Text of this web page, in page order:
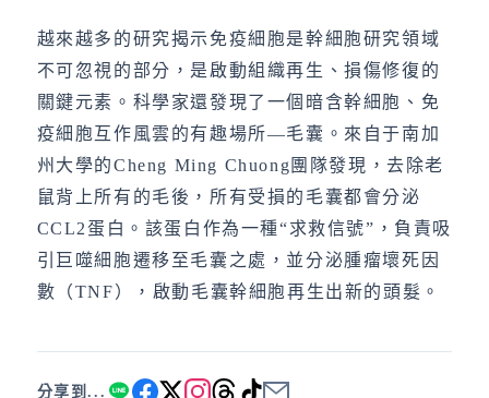
越來越多的研究揭示免疫細胞是幹細胞研究領域
不可忽視的部分，是啟動組織再生、損傷修復的
關鍵元素。科學家還發現了一個暗含幹細胞、免
疫細胞互作風雲的有趣場所—毛囊。來自于南加
州大學的Cheng Ming Chuong團隊發現，去除老
鼠背上所有的毛後，所有受損的毛囊都會分泌
CCL2蛋白。該蛋白作為一種“求救信號”，負責吸
引巨噬細胞遷移至毛囊之處，並分泌腫瘤壞死因
數（TNF），啟動毛囊幹細胞再生出新的頭髮。
分享到...